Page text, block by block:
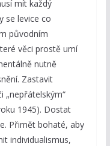
mít každý
se levice co
původním
věci prostě umí
nutně
Zastavit
„nepřátelským“
1945). Dostat
Přimět bohaté, aby
individualismus,